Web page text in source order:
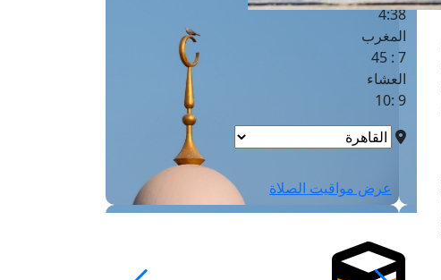
4:38
المغرب
7 : 45
العشاء
9 :10
عرض مواقيت الصلاة